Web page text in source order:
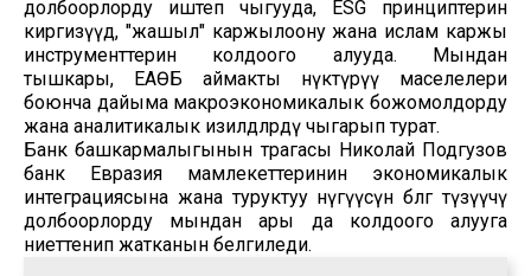
долбоорлорду иштеп чыгууда, ESG принциптерин
киргизүүдө, "жашыл" каржылоону жана ислам каржы
инструменттерин колдоого алууда. Мындан
тышкары, ЕАӨБ аймакты өнүктүрүү маселелери
боюнча дайыма макроэкономикалык божомолдорду
жана аналитикалык изилдөөлөрдү чыгарып турат.
Банк башкармалыгынын төрагасы Николай Подгузов
банк Евразия мамлекеттеринин экономикалык
интеграциясына жана туруктуу өнүгүүсүнө өбөлгө түзүүчү
долбоорлорду мындан ары да колдоого алууга
ниеттенип жатканын белгиледи.